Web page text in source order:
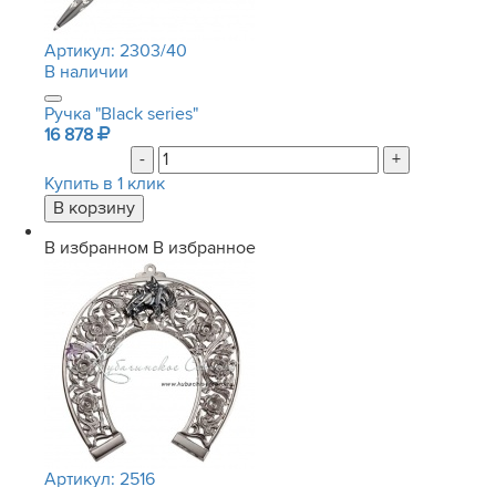
Артикул: 2303/40
В наличии
Ручка "Black series"
16 878
-
+
Купить в 1 клик
В избранном В избранное
Артикул: 2516